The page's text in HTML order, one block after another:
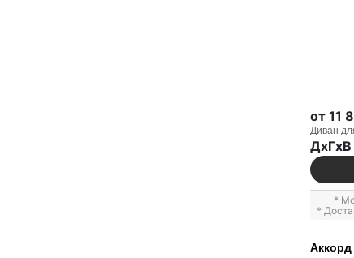
от 11
Диван
ДxГxВ
*
*
Аккорд